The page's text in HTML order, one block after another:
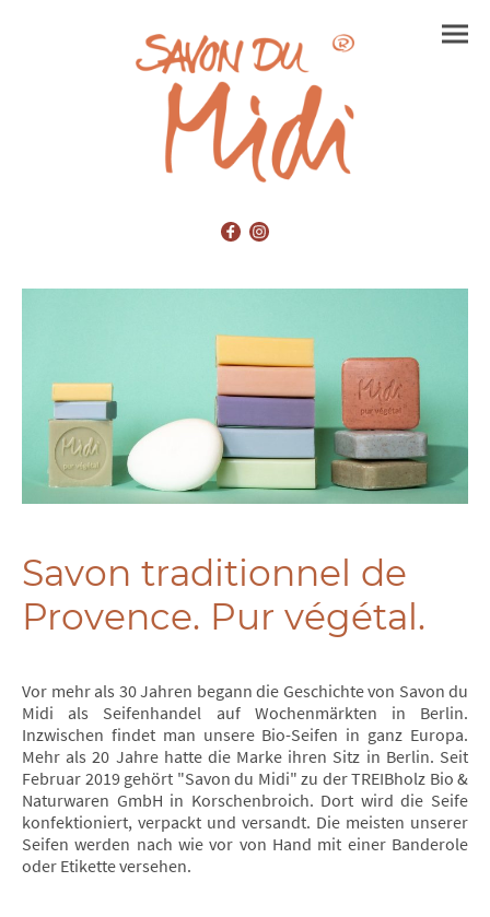
Savon traditionnel de
Provence. Pur végétal.
Vor mehr als 30 Jahren begann die Geschichte von Savon du
Midi als Seifenhandel auf Wochenmärkten in Berlin.
Inzwischen findet man unsere Bio-Seifen in ganz Europa.
Mehr als 20 Jahre hatte die Marke ihren Sitz in Berlin. Seit
Februar 2019 gehört "Savon du Midi" zu der TREIBholz Bio &
Naturwaren GmbH in Korschenbroich. Dort wird die Seife
konfektioniert, verpackt und versandt. Die meisten unserer
Seifen werden nach wie vor von Hand mit einer Banderole
oder Etikette versehen.